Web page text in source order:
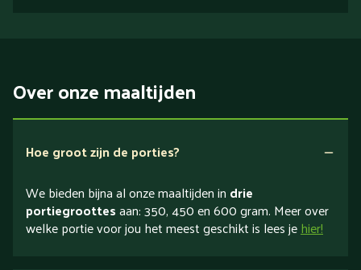
Over onze maaltijden
Hoe groot zijn de porties?
We bieden bijna al onze maaltijden in drie
portiegroottesaan: 350, 450 en 600 gram. Meer over
welke portie voor jou het meest geschikt is lees jehier!